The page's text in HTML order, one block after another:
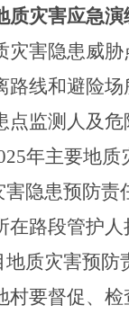
质灾害应急演
灾害隐患威
路线和避险
点监测人及
5年主要地质
隐患预防
在路段管护人
质灾害预
村要督促、